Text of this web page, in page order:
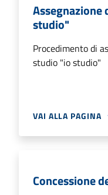
Assegnazione
studio"
Procedimento di
studio "io studio"
VAI ALLA PAGINA
Concessione